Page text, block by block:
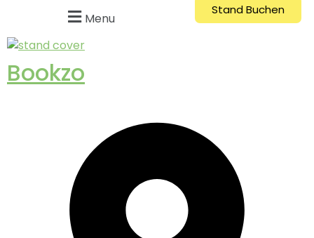
Menu
Stand Buchen
Bookzo